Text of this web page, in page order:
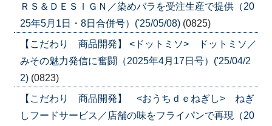
ＲＳ＆ＤＥＳＩＧＮ／染めバラを受注生産で提供（20
25年5月1日・8日合併号）('25/05/08) (0825)
【こだわり 商品開発】 <ドットミソ> ドットミソ／
みその魅力発信に奮闘（2025年4月17日号）('25/04/2
2) (0823)
【こだわり 商品開発】 <おうちｄｅねぎし> ねぎ
しフードサービス／店舗の味をフライパンで再現（20